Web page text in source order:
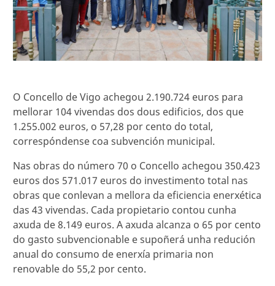
O Concello de Vigo achegou 2.190.724 euros para
mellorar 104 vivendas dos dous edificios, dos que
1.255.002 euros, o 57,28 por cento do total,
correspóndense coa subvención municipal.
Nas obras do número 70 o Concello achegou 350.423
euros dos 571.017 euros do investimento total nas
obras que conlevan a mellora da eficiencia enerxética
das 43 vivendas. Cada propietario contou cunha
axuda de 8.149 euros. A axuda alcanza o 65 por cento
do gasto subvencionable e supoñerá unha redución
anual do consumo de enerxía primaria non
renovable do 55,2 por cento.